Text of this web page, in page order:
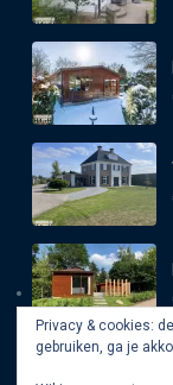
Privacy & cookies:
gebruiken, ga je